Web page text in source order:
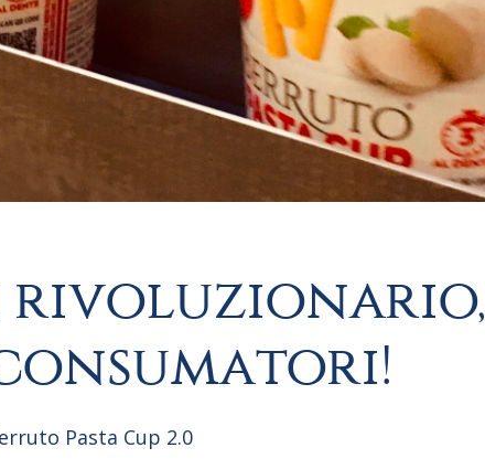
rivoluzionario,
Pasta Cup 2.0